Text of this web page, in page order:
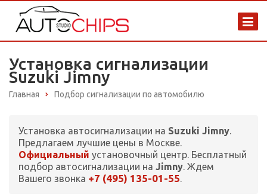
Установка сигнализации
Suzuki Jimny
Главная Подбор сигнализации по автомобилю
Установка автосигнализации на Suzuki Jimny.
Предлагаем лучшие цены в Москве.
Официальный установочный центр. Бесплатный
подбор автосигнализации на Jimny. Ждем
Вашего звонка +7 (495) 135-01-55.